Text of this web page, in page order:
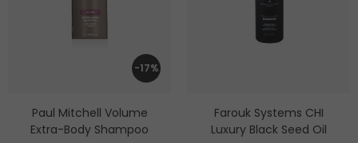
-17%
Paul Mitchell Volume
Extra-Body Shampoo
Farouk Systems CHI
Luxury Black Seed Oil